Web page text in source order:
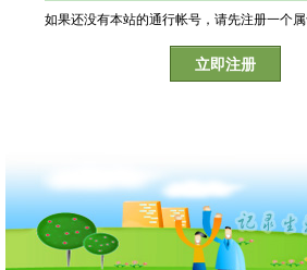
如果还没有本站的通行帐号，请先注册一个属
立即注册